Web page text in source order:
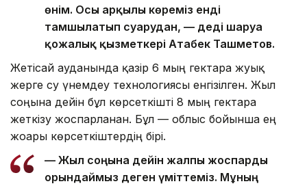
өнім. Осы арқылы көреміз енді
тамшылатып суарудан, — деді шаруа
қожалық қызметкері Атабек Ташметов.
Жетісай ауданында қазір 6 мың гектарға жуық
жерге су үнемдеу технологиясы енгізілген. Жыл
соңына дейін бұл көрсеткішті 8 мың гектарға
жеткізу жоспарланған. Бұл — облыс бойынша ең
жоғары көрсеткіштердің бірі.
— Жыл соңына дейін жалпы жоспарды
орындаймыз деген үміттеміз. Мұның